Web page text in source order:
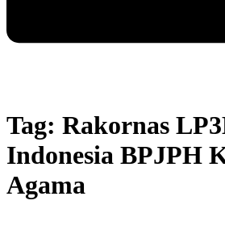
Tag: Rakornas
Indonesia BPJPH
Agama